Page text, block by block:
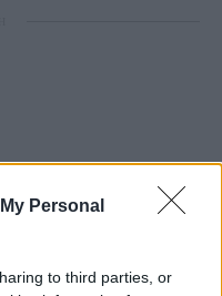
Personal
to third parties, or